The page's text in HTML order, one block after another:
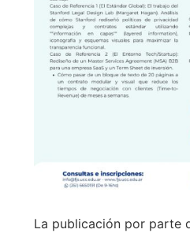
La publicación por parte